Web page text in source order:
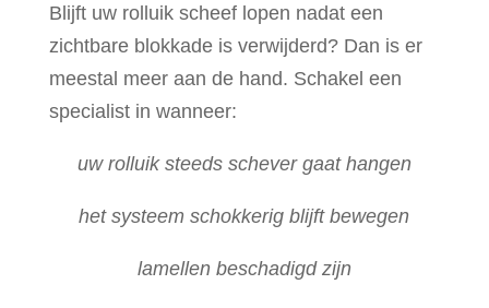
Blijft uw rolluik scheef lopen nadat een
zichtbare blokkade is verwijderd? Dan is er
meestal meer aan de hand. Schakel een
specialist in wanneer:
uw rolluik steeds schever gaat hangen
het systeem schokkerig blijft bewegen
lamellen beschadigd zijn